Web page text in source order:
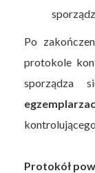
Po
protokole
sporządza
Protokół